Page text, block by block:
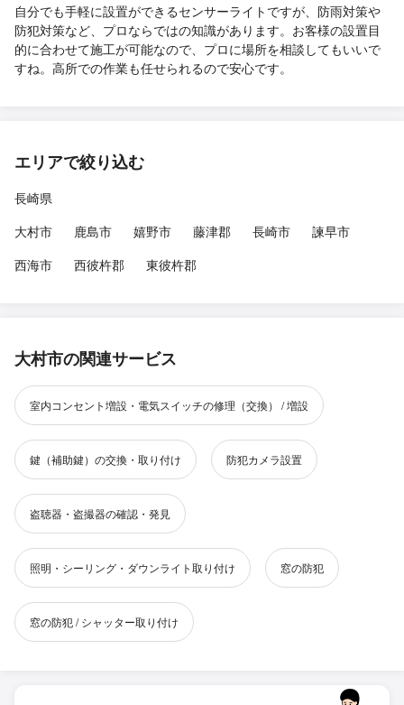
自分でも手軽に設置ができるセンサーライトですが、防雨対策や
防犯対策など、プロならではの知識があります。お客様の設置目
的に合わせて施工が可能なので、プロに場所を相談してもいいで
すね。高所での作業も任せられるので安心です。
エリアで絞り込む
長崎県
大村市
鹿島市 嬉野市 藤津郡 長崎市
諫早市
西海市
西彼杵郡 東彼杵郡
大村市の関連サービス
室内コンセント増設・電気スイッチの修理（交換） / 増設
鍵（補助鍵）の交換・取り付け 防犯カメラ設置
盗聴器・盗撮器の確認・発見
照明・シーリング・ダウンライト取り付け 窓の防犯
窓の防犯 / シャッター取り付け